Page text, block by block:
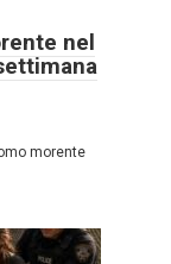
nel
morente